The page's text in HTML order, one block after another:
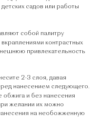
садов или работы
собой палитру
контрастных
привлекательность
2-3 слоя, давая
нанесением следующего.
обжига и без нанесения
желании их можно
на необожженную